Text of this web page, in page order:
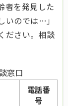
者を発見した
いのでは…」
ださい。相談
窓口
電話番
号